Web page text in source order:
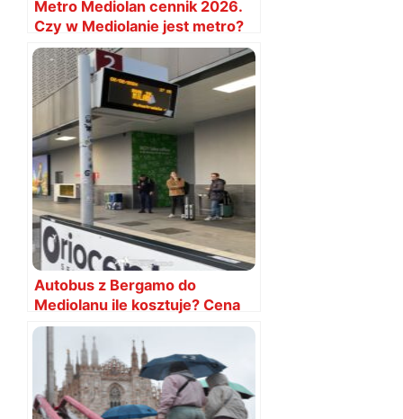
Metro Mediolan cennik 2026.
Czy w Mediolanie jest metro?
Autobus z Bergamo do
Mediolanu ile kosztuje? Cena